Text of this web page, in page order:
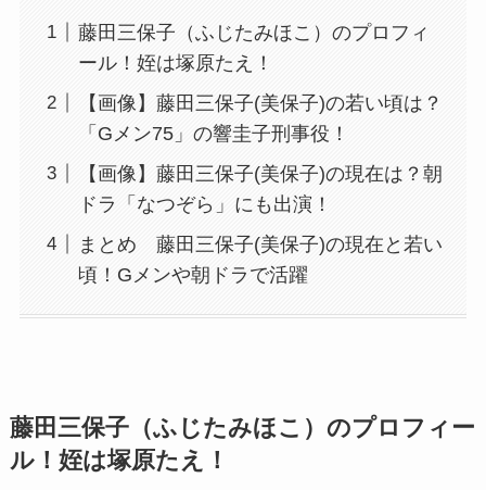
藤田三保子（ふじたみほこ）のプロフィ
ール！姪は塚原たえ！
【画像】藤田三保子(美保子)の若い頃は？
「Gメン75」の響圭子刑事役！
【画像】藤田三保子(美保子)の現在は？朝
ドラ「なつぞら」にも出演！
まとめ 藤田三保子(美保子)の現在と若い
頃！Gメンや朝ドラで活躍
藤田三保子（ふじたみほこ）のプロフィー
ル！姪は塚原たえ！